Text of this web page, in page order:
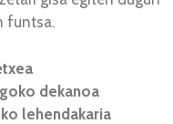
funtsa.
dekanoa
lehendakaria